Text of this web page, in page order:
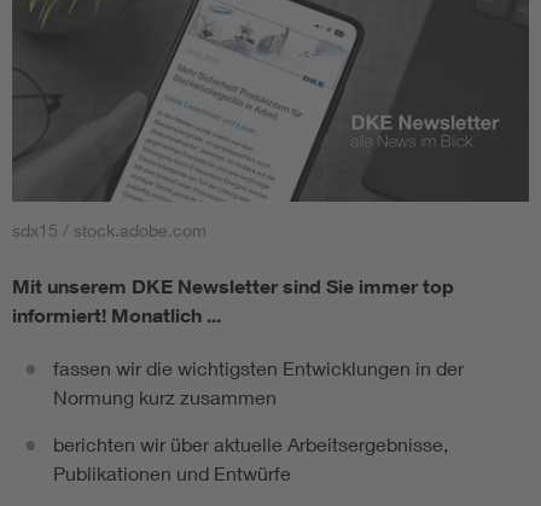
sdx15 / stock.adobe.com
Mit unserem DKE Newsletter sind Sie immer top
informiert! Monatlich ...
fassen wir die wichtigsten Entwicklungen in der
Normung kurz zusammen
berichten wir über aktuelle Arbeitsergebnisse,
Publikationen und Entwürfe